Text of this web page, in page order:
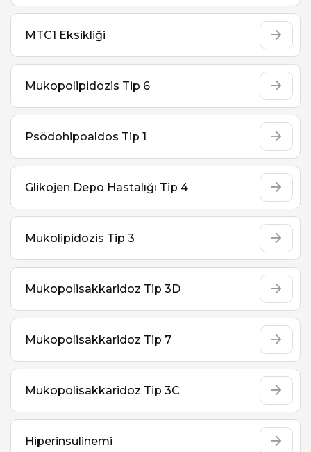
MTC1 Eksikliği
Mukopolipidozis Tip 6
Psödohipoaldos Tip 1
Glikojen Depo Hastalığı Tip 4
Mukolipidozis Tip 3
Mukopolisakkaridoz Tip 3D
Mukopolisakkaridoz Tip 7
Mukopolisakkaridoz Tip 3C
Hiperinsülinemi